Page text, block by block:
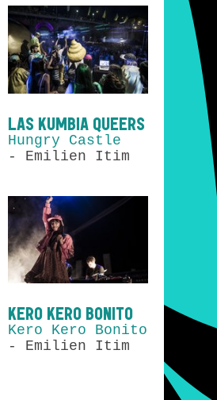
LAS KUMBIA QUEERS
Hungry Castle
- Emilien Itim
KERO KERO BONITO
Kero Kero Bonito
- Emilien Itim